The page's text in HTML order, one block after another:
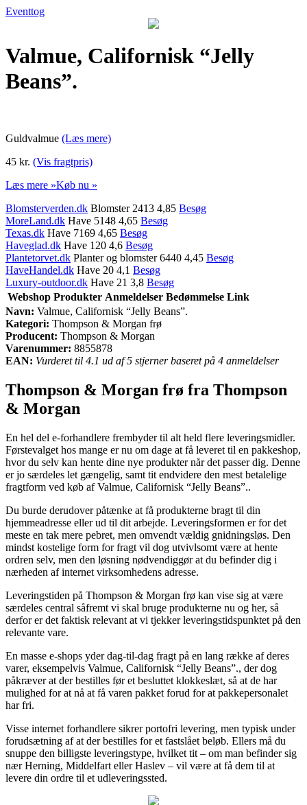
Eventtog
Valmue, Californisk “Jelly
Beans”.
Guldvalmue (Læs mere)
45 kr. (Vis fragtpris)
Læs mere »Køb nu »
Blomsterverden.dk Blomster 2413 4,85 Besøg
MoreLand.dk Have 5148 4,65 Besøg
Texas.dk Have 7169 4,65 Besøg
Haveglad.dk Have 120 4,6 Besøg
Plantetorvet.dk Planter og blomster 6440 4,45 Besøg
HaveHandel.dk Have 20 4,1 Besøg
Luxury-outdoor.dk Have 21 3,8 Besøg
Webshop Produkter Anmeldelser Bedømmelse Link
Navn: Valmue, Californisk “Jelly Beans”.
Kategori: Thompson & Morgan frø
Producent: Thompson & Morgan
Varenummer: 8855878
EAN: Vurderet til 4.1 ud af 5 stjerner baseret på 4 anmeldelser
Thompson & Morgan frø fra Thompson
& Morgan
En hel del e-forhandlere frembyder til alt held flere leveringsmidler.
Førstevalget hos mange er nu om dage at få leveret til en pakkeshop,
hvor du selv kan hente dine nye produkter når det passer dig. Denne
er jo særdeles let gængelig, samt tit endvidere den mest betalelige
fragtform ved køb af Valmue, Californisk “Jelly Beans”..
Du burde derudover påtænke at få produkterne bragt til din
hjemmeadresse eller ud til dit arbejde. Leveringsformen er for det
meste en tak mere pebret, men omvendt vældig gnidningsløs. Den
mindst kostelige form for fragt vil dog utvivlsomt være at hente
ordren selv, men den løsning nødvendiggør at du befinder dig i
nærheden af internet virksomhedens adresse.
Leveringstiden på Thompson & Morgan frø kan vise sig at være
særdeles central såfremt vi skal bruge produkterne nu og her, så
derfor er det faktisk relevant at vi tjekker leveringstidspunktet på den
relevante vare.
En masse e-shops yder dag-til-dag fragt på en lang række af deres
varer, eksempelvis Valmue, Californisk “Jelly Beans”., der dog
påkræver at der bestilles før et besluttet klokkeslæt, så at de har
mulighed for at nå at få varen pakket forud for at pakkepersonalet
har fri.
Visse internet forhandlere sikrer portofri levering, men typisk under
forudsætning af at der bestilles for et fastslået beløb. Ellers må du
snuppe den billigste leveringstype, hvilket tit – om man befinder sig
nær Herning, Middelfart eller Haslev – vil være at få dem til at
levere din ordre til et udleveringssted.